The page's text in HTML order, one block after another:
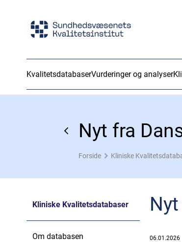
KvalitetsdatabaserVurderinger og analyser
Nyt fra
Forside Kliniske
Kliniske Kvalitetsdatabaser
Om databasen 06.01.2026